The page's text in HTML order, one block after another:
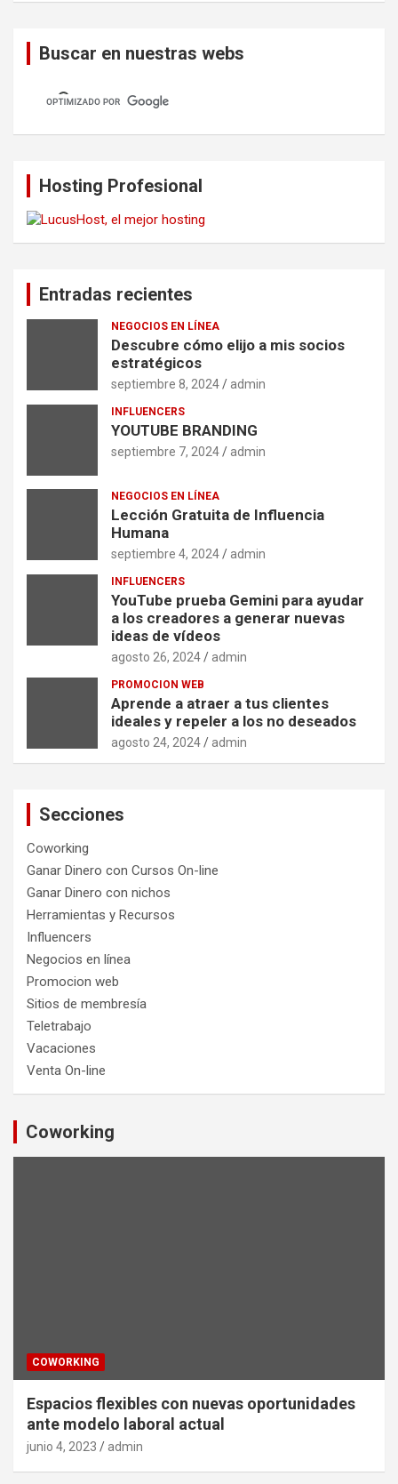
Buscar en nuestras webs
Hosting Profesional
Entradas recientes
NEGOCIOS EN LÍNEA
Descubre cómo elijo a mis socios
estratégicos
septiembre 8, 2024 admin
INFLUENCERS
YOUTUBE BRANDING
septiembre 7, 2024 admin
NEGOCIOS EN LÍNEA
Lección Gratuita de Influencia
Humana
septiembre 4, 2024 admin
INFLUENCERS
YouTube prueba Gemini para ayudar
a los creadores a generar nuevas
ideas de vídeos
agosto 26, 2024 admin
PROMOCION WEB
Aprende a atraer a tus clientes
ideales y repeler a los no deseados
agosto 24, 2024 admin
Secciones
Coworking
Ganar Dinero con Cursos On-line
Ganar Dinero con nichos
Herramientas y Recursos
Influencers
Negocios en línea
Promocion web
Sitios de membresía
Teletrabajo
Vacaciones
Venta On-line
Coworking
COWORKING
Espacios flexibles con nuevas oportunidades
ante modelo laboral actual
junio 4, 2023 admin